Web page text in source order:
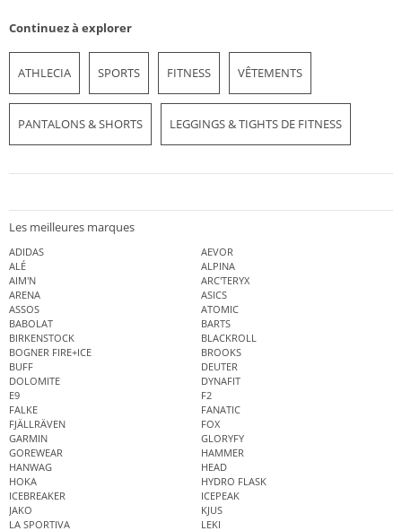
Continuez à explorer
ATHLECIA SPORTS FITNESS VÊTEMENTS
PANTALONS & SHORTS LEGGINGS & TIGHTS DE FITNESS
Les meilleures marques
ADIDAS
AEVOR
ALÉ
ALPINA
AIM'N
ARC'TERYX
ARENA
ASICS
ASSOS
ATOMIC
BABOLAT
BARTS
BIRKENSTOCK
BLACKROLL
BOGNER FIRE+ICE
BROOKS
BUFF
DEUTER
DOLOMITE
DYNAFIT
E9
F2
FALKE
FANATIC
FJÄLLRÄVEN
FOX
GARMIN
GLORYFY
GOREWEAR
HAMMER
HANWAG
HEAD
HOKA
HYDRO FLASK
ICEBREAKER
ICEPEAK
JAKO
KJUS
LA SPORTIVA
LEKI